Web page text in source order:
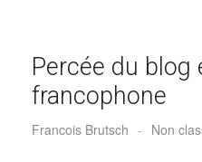
Percée du blog
francophone
Francois Brutsch - Non